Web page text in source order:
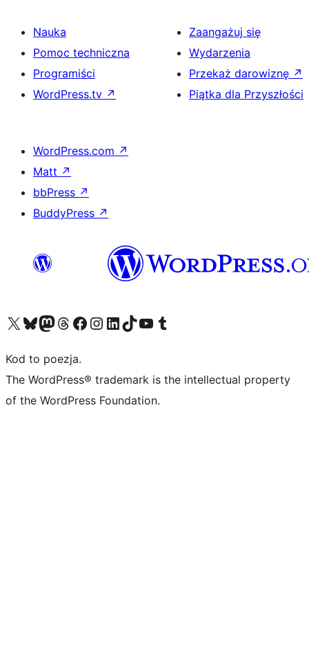
Nauka
Pomoc techniczna
Programiści
WordPress.tv ↗
Zaangażuj się
Wydarzenia
Przekaż darowiznę ↗
Piątka dla Przyszłości
WordPress.com ↗
Matt ↗
bbPress ↗
BuddyPress ↗
Odwiedź nasze konto X (dawniej Twitter)
Odwiedź nasze konto Bluesky
Odwiedź nasze konto na Mastodoncie
Odwiedź naszego Threadsa
Odwiedź naszego Facebooka
Odwiedź nasze konto na Instagramie
Odwiedź nasze konto na LinkedIn
Odwiedź naszego TikToka
Odwiedź nasz kanał YouTube
Odwiedź naszego Tumblra
Kod to poezja.
The WordPress® trademark is the intellectual property
of the WordPress Foundation.